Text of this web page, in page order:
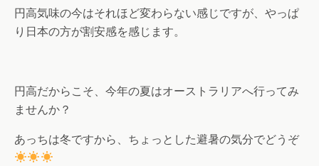
円高気味の今はそれほど変わらない感じですが、やっぱ
り日本の方が割安感を感じます。
円高だからこそ、今年の夏はオーストラリアへ行ってみ
ませんか？
あっちは冬ですから、ちょっとした避暑の気分でどうぞ